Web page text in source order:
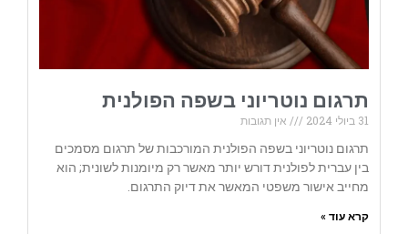
תרגום נוטריוני בשפה הפולנית
31 ביולי 2024
אין תגובות
תרגום נוטריוני בשפה הפולנית המורכבות של תרגום מסמכים
בין עברית לפולנית דורש יותר מאשר רק מיומנות לשונית; הוא
מחייב אישור משפטי המאשר את דיוק התרגום.
קרא עוד »